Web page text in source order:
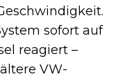
sofort auf
reagiert –
VW-